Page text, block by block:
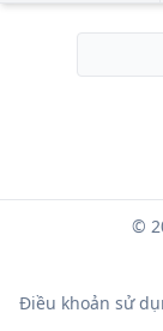
©
Điều khoản sử